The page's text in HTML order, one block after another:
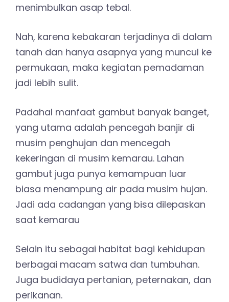
menimbulkan asap tebal.
Nah, karena kebakaran terjadinya di dalam
tanah dan hanya asapnya yang muncul ke
permukaan, maka kegiatan pemadaman
jadi lebih sulit.
Padahal manfaat gambut banyak banget,
yang utama adalah pencegah banjir di
musim penghujan dan mencegah
kekeringan di musim kemarau. Lahan
gambut juga punya kemampuan luar
biasa menampung air pada musim hujan.
Jadi ada cadangan yang bisa dilepaskan
saat kemarau
Selain itu sebagai habitat bagi kehidupan
berbagai macam satwa dan tumbuhan.
Juga budidaya pertanian, peternakan, dan
perikanan.